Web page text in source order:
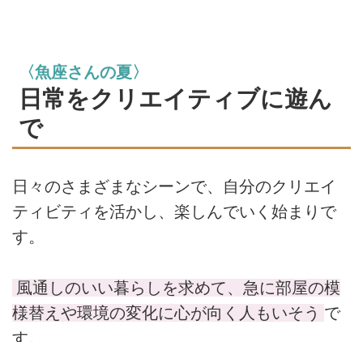
〈魚座さんの夏〉
日常をクリエイティブに遊ん
で
日々のさまざまなシーンで、自分のクリエイ
ティビティを活かし、楽しんでいく始まりで
す。
風通しのいい暮らしを求めて、急に部屋の模
様替えや環境の変化に心が向く人もいそう で
す。